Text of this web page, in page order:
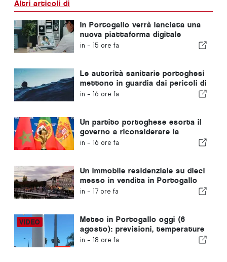
Altri articoli di
In Portogallo verrà lanciata una
nuova piattaforma digitale
dedicata alla sanità
in - 15 ore fa
Le autorità sanitarie portoghesi
mettono in guardia dai pericoli di
annegamento
in - 16 ore fa
Un partito portoghese esorta il
governo a riconsiderare la
candidatura del Marocco a
in - 16 ore fa
Un immobile residenziale su dieci
messo in vendita in Portogallo
viene venduto in meno di una
in - 17 ore fa
Meteo in Portogallo oggi (6
agosto): previsioni, temperature
e cosa aspettarsi
in - 18 ore fa